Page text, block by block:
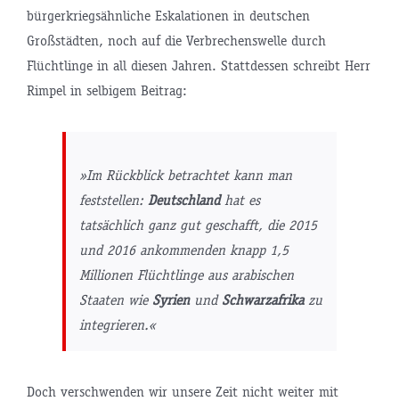
bürgerkriegsähnliche Eskalationen in deutschen
Großstädten, noch auf die Verbrechenswelle durch
Flüchtlinge in all diesen Jahren. Stattdessen schreibt Herr
Rimpel in selbigem Beitrag:
»Im Rückblick betrachtet kann man
feststellen: Deutschland hat es
tatsächlich ganz gut geschafft, die 2015
und 2016 ankommenden knapp 1,5
Millionen Flüchtlinge aus arabischen
Staaten wie Syrien und Schwarzafrika zu
integrieren.«
Doch verschwenden wir unsere Zeit nicht weiter mit